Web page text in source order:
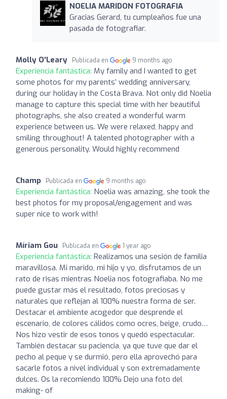
NOELIA MARIDON FOTOGRAFIA
Gracias Gerard, tu cumpleaños fue una
pasada de fotografiar.
Molly O'Leary Publicada en 9 months ago
Experiencia fantástica: My family and I wanted to get
some photos for my parents’ wedding anniversary,
during our holiday in the Costa Brava. Not only did Noelia
manage to capture this special time with her beautiful
photographs, she also created a wonderful warm
experience between us. We were relaxed, happy and
smiling throughout! A talented photographer with a
generous personality. Would highly recommend
Champ Publicada en 9 months ago
Experiencia fantástica: Noelia was amazing, she took the
best photos for my proposal/engagement and was
super nice to work with!
Míriam Gou Publicada en 1 year ago
Experiencia fantástica: Realizamos una sesión de familia
maravillosa. Mi marido, mi hijo y yo, disfrutamos de un
rato de risas mientras Noelia nos fotografiaba. No me
puede gustar más el resultado, fotos preciosas y
naturales que reflejan al 100% nuestra forma de ser.
Destacar el ambiente acogedor que desprende el
escenario, de colores cálidos como ocres, beige, crudo…
Nos hizo vestir de esos tonos y quedó espectacular.
También destacar su paciencia, ya que tuve que dar el
pecho al peque y se durmió, pero ella aprovechó para
sacarle fotos a nivel individual y son extremadamente
dulces. Os la recomiendo 100% Dejo una foto del
making- of